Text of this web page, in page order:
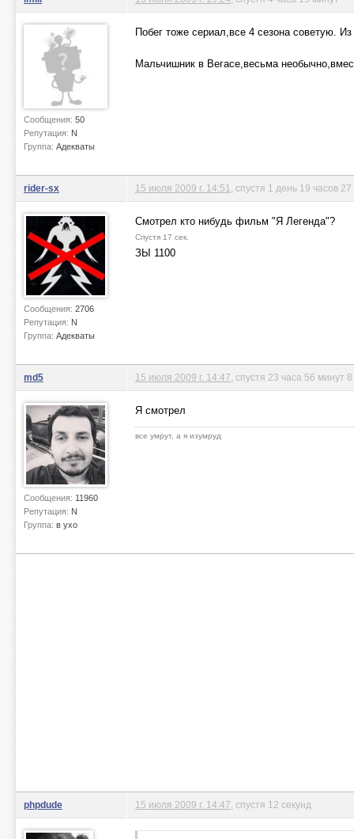
Сообщения: 50
Репутация: N
Группа: Адекваты
Побег тоже сериал,все 4 сезона советую.
Мальчишник в Вегасе,весьма
rider-sx
Сообщения: 2706
Репутация: N
Группа: Адекваты
15 июля 2009 г. 14:51 , спустя 1 день 19 часов
Смотрел кто нибудь фильм "Я Легенда"?
Спустя 17 сек.
ЗЫ 1100
md5
Сообщения: 11960
Репутация: N
Группа: в ухо
15 июля 2009 г. 14:47 , спустя 23 часа 56 минут
Я смотрел
все умрут, а я изумруд
phpdude 15 июля 2009 г. 14:47 , спустя 12 секунд